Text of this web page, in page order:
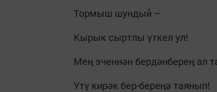
Тормыш шундый –
Кырык сыртлы үткел ул!
Мең эченнән бердәнберең ал
Үтү кирәк бер-береңә таянып!